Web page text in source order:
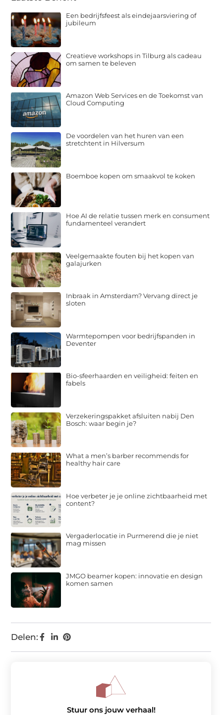
Delen:
Een bedrijfsfeest als eindejaarsviering of
jubileum
Creatieve workshops in Tilburg als cadeau
om samen te beleven
Amazon Web Services en de Toekomst van
Cloud Computing
De voordelen van het huren van een
stretchtent in Hilversum
Boemboe kopen om smaakvol te koken
Hoe AI de relatie tussen merk en consument
fundamenteel verandert
Veelgemaakte fouten bij het kopen van
galajurken
Inbraak in Amsterdam? Vervang direct je
sloten
Warmtepompen voor bedrijfspanden in
Deventer
Bio-sfeerhaarden en veiligheid: feiten en
fabels
Verzekeringspakket afsluiten nabij Den
Bosch: waar begin je?
What a men’s barber recommends for
healthy hair care
Hoe verbeter je je online zichtbaarheid met
content?
Vergaderlocatie in Purmerend die je niet
mag missen
JMGO beamer kopen: innovatie en design
komen samen
Stuur ons jouw verhaal!